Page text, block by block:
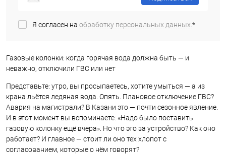
Я согласен на обработку персональных данных.*
Газовые колонки: когда горячая вода должна быть — и
неважно, отключили ГВС или нет
Представьте: утро, вы просыпаетесь, хотите умыться — а из
крана льётся ледяная вода. Опять. Плановое отключение ГВС?
Авария на магистрали? В Казани это — почти сезонное явление.
И в этот момент вы вспоминаете: «Надо было поставить
газовую колонку ещё вчера». Но что это за устройство? Как оно
работает? И главное — стоит ли оно тех хлопот с
согласованием, которые о нём говорят?